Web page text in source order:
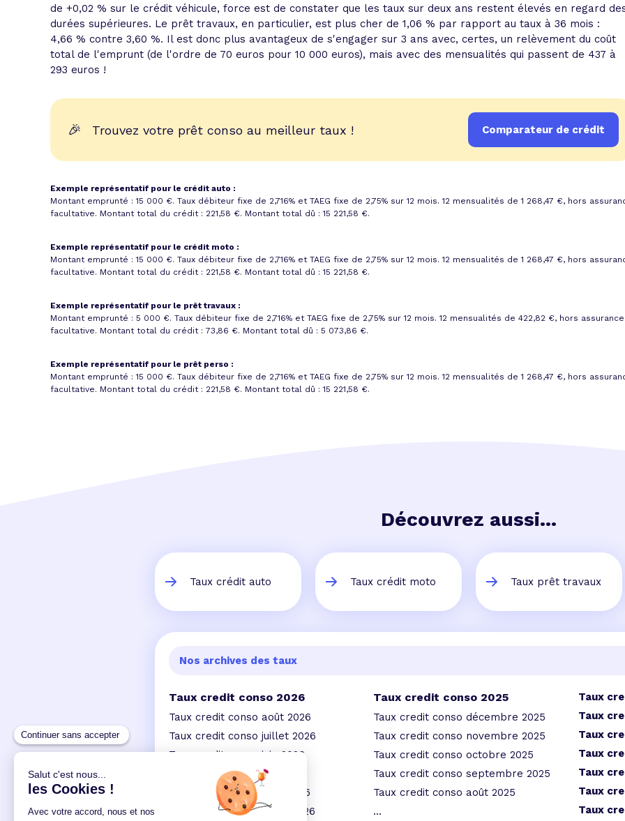
de +0,02 % sur le crédit véhicule, force est de constater que les taux sur deux ans restent élevés en regard
durées supérieures. Le prêt travaux, en particulier, est plus cher de 1,06 % par rapport au taux à 36 mois :
4,66 % contre 3,60 %. Il est donc plus avantageux de s'engager sur 3 ans avec, certes, un relèvement du coût
total de l'emprunt (de l'ordre de 70 euros pour 10 000 euros), mais avec des mensualités qui passent de 437 à
293 euros !
🎉 Trouvez votre prêt conso au meilleur taux ! Comparateur de crédit
Exemple représentatif pour le crédit auto :
Montant emprunté : 15 000 €. Taux débiteur fixe de 2,716% et TAEG fixe de 2,75% sur 12 mois.12 mensualités de 1 268,47 €, hors
facultative. Montant total du crédit : 221,58 €. Montant total dû : 15 221,58 €.
Exemple représentatif pour le crédit moto :
Montant emprunté : 15 000 €. Taux débiteur fixe de 2,716% et TAEG fixe de 2,75% sur 12 mois.12 mensualités de 1 268,47 €, hors
facultative. Montant total du crédit : 221,58 €. Montant total dû : 15 221,58 €.
Exemple représentatif pour le prêt travaux :
Montant emprunté : 5 000 €. Taux débiteur fixe de 2,716% et TAEG fixe de 2,75% sur 12 mois.12 mensualités de 422,82 €, hors assurance
facultative. Montant total du crédit : 73,86 €. Montant total dû : 5 073,86 €.
Exemple représentatif pour le prêt perso :
Montant emprunté : 15 000 €. Taux débiteur fixe de 2,716% et TAEG fixe de 2,75% sur 12 mois.12 mensualités de 1 268,47 €, hors
facultative. Montant total du crédit : 221,58 €. Montant total dû : 15 221,58 €.
Découvrez aussi...
Taux crédit auto Taux crédit moto Taux prêt travaux
Nos archives des taux
Taux credit conso 2026
Taux credit conso août 2026
Taux credit conso juillet 2026
Taux credit conso juin 2026
Taux credit conso mai 2026
Taux credit conso avril 2026
Taux credit conso mars 2026
Taux credit conso 2025
Taux credit conso décembre 2025
Taux credit conso novembre 2025
Taux credit conso octobre 2025
Taux credit conso septembre 2025
Taux credit conso août 2025
...
Taux
Taux
Taux
Taux
Taux
Taux
Taux